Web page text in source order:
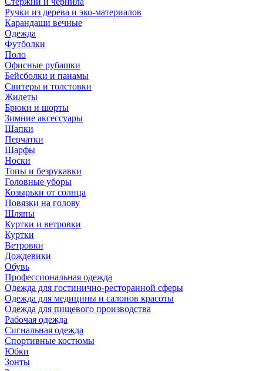
Ручки из дерева и эко-материалов
Карандаши вечные
Одежда
Футболки
Поло
Офисные рубашки
Бейсболки и панамы
Свитеры и толстовки
Жилеты
Брюки и шорты
Зимние аксессуары
Шапки
Перчатки
Шарфы
Носки
Топы и безрукавки
Головные уборы
Козырьки от солнца
Повязки на голову
Шляпы
Куртки и ветровки
Куртки
Ветровки
Дождевики
Обувь
Профессиональная одежда
Одежда для гостинично-ресторанной сферы
Одежда для медицины и салонов красоты
Одежда для пищевого производства
Рабочая одежда
Сигнальная одежда
Спортивные костюмы
Юбки
Зонты